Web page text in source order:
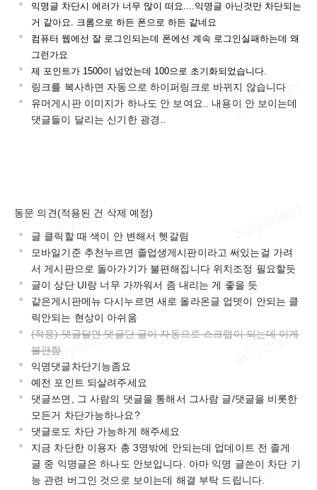
익명글 차단시 에러가 너무 많이 떠요....익명글 아닌것만 차단되는
거 같아요. 크롬으로 하든 폰으로 하든 같네요
컴퓨터 웹에선 잘 로그인되는데 폰에선 계속 로그인실패하는데 왜
그런가요
제 포인트가 1500이 넘었는데 100으로 초기화되었습니다.
링크를 복사하면 자동으로 하이퍼링크로 바뀌지 않습니다
유머게시판 이미지가 하나도 안 보여요.. 내용이 안 보이는데
댓글들이 달리는 신기한 광경..
동문 의견(적용된 건 삭제 예정)
글 클릭할 때 색이 안 변해서 헷갈림
모바일기준 추천누르면 졸업생게시판이라고 써있는걸 가려
서 게시판으로 돌아가기가 불편해집니다 위치조정 필요할듯
글이 상단 UI랑 너무 가까워서 좀 내리는 게 좋을 듯
같은게시판메뉴 다시누르면 새로 올라온글 업뎃이 안되는 클
릭안되는 현상이 아쉬움
(적용) 댓글달면 댓글단 글이 자동으로 스크랩이 되는데 이게
불편함
익명댓글차단기능좀요
예전 포인트 되살려주세요
댓글쓰면, 그 사람의 댓글을 통해서 그사람 글/댓글을 비롯한
모든거 차단가능하나요?
댓글로도 차단 가능하게 해주세요
지금 차단한 이용자 총 3명밖에 안되는데 업데이트 전 졸게
글 중 익명글은 하나도 안보입니다. 아마 익명 글쓴이 차단 기
능 관련 버그인 것으로 보이는데 해결 부탁 드립니다.